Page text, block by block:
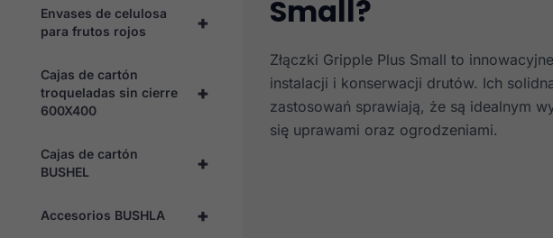
+
Envases de celulosa
para frutos rojos
+
Cajas de cartón
troqueladas sin cierre
600X400
+
Cajas de cartón
BUSHEL
+
Accesorios BUSHLA
Small?
Złączki Gripple Plus Small to
instalacji i konserwacji drutów. Ich
zastosowań sprawiają, że są idealnym
się uprawami oraz ogrodzeniami.